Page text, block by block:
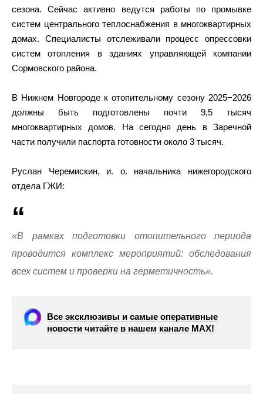
сезона. Сейчас активно ведутся работы по промывке
систем центрального теплоснабжения в многоквартирных
домах. Специалисты отслеживали процесс опрессовки
систем отопления в зданиях управляющей компании
Сормовского района.
В Нижнем Новгороде к отопительному сезону 2025−2026
должны быть подготовлены почти 9,5 тысяч
многоквартирных домов. На сегодня день в Заречной
части получили паспорта готовности около 3 тысяч.
Руслан Черемискин, и. о. начальника нижегородского
отдела ГЖИ:
«В рамках подготовки отопительного периода
проводится комплекс мероприятий: обследования
всех систем и проверки на герметичность».
Все эксклюзивы и самые оперативные
новости читайте в нашем канале МАХ!